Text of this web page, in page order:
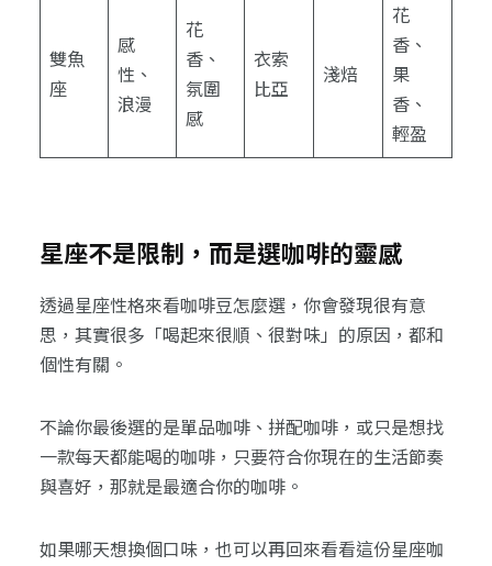
雙魚
座
感
性、
浪漫
花
香、
氛圍
感
衣索
比亞
淺焙
花
香、
果
香、
輕盈
星座不是限制，而是選咖啡的靈感
透過星座性格來看咖啡豆怎麼選，你會發現很有意
思，其實很多「喝起來很順、很對味」的原因，都和
個性有關。
不論你最後選的是單品咖啡、拼配咖啡，或只是想找
一款每天都能喝的咖啡，只要符合你現在的生活節奏
與喜好，那就是最適合你的咖啡。
如果哪天想換個口味，也可以再回來看看這份星座咖